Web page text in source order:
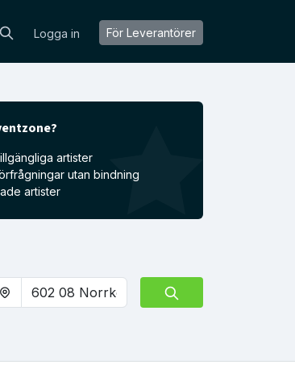
Logga in För Leverantörer
artister
utan bindning
artister